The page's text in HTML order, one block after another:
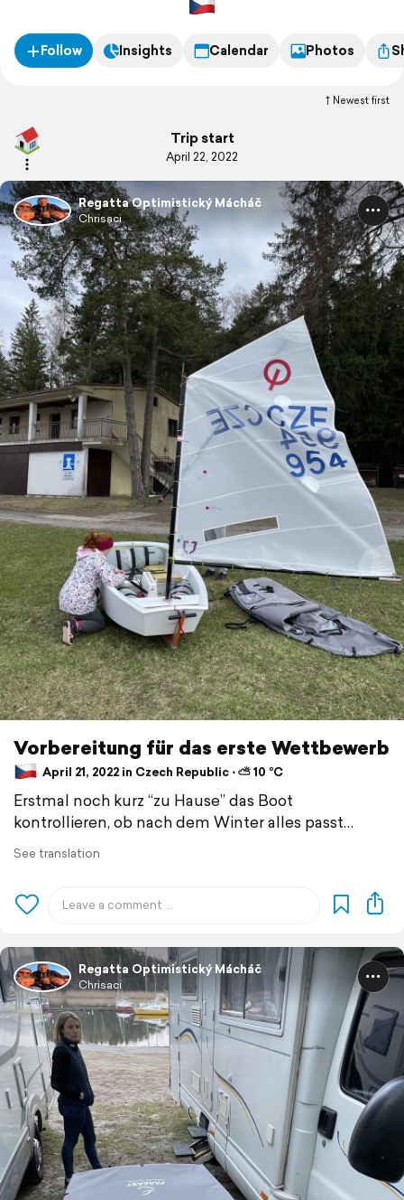
Follow Insights Calendar Photos
Newest first
Trip start
April 22, 2022
Regatta Optimistický Mácháč
Chrisaci
Vorbereitung für das erste Wettbewerb
April 21, 2022 in Czech Republic ⋅ ⛅ 10 °C
Erstmal noch kurz “zu Hause” das Boot
kontrollieren, ob nach dem Winter alles passt…
See translation
Regatta Optimistický Mácháč
Chrisaci